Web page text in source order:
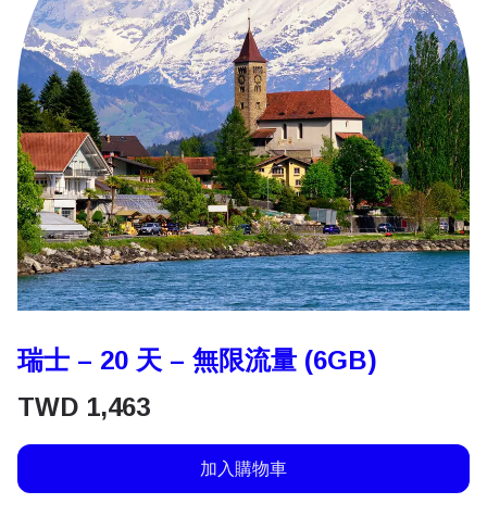
瑞士 – 20 天 – 無限流量 (6GB)
TWD 1,463
加入購物車